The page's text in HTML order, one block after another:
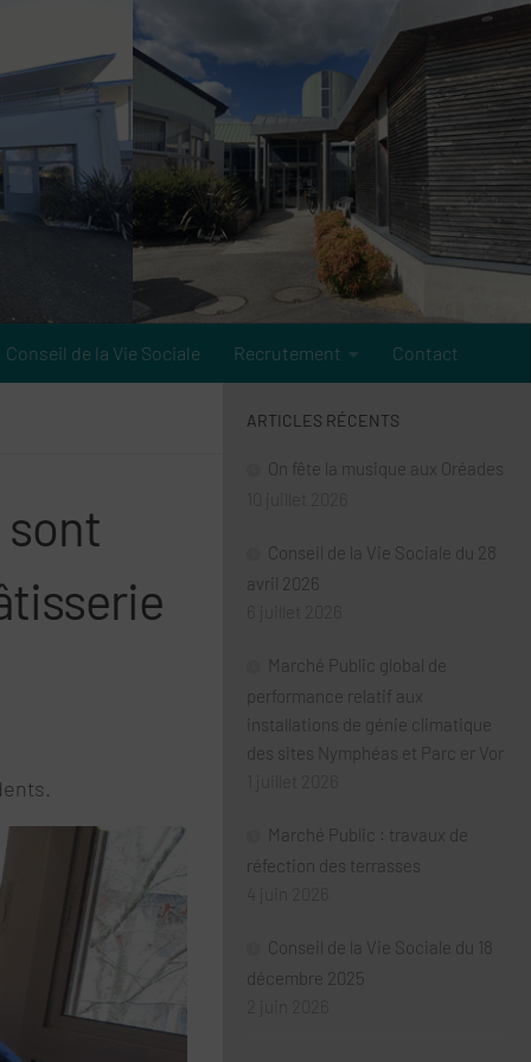
Conseil de la Vie Sociale Recrutement Contact
sont
ARTICLES RÉCENTS
On fête la musique aux Oréades
Conseil de la Vie Sociale du 28
avril 2026
Marché Public global de
performance relatif aux
installations de génie climatique
des sites Nymphéas et Parc er Vor
Marché Public : travaux de
réfection des terrasses
Conseil de la Vie Sociale du 18
décembre 2025